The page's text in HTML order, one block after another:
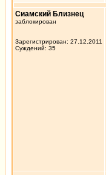
Сиамский Близнец
заблокирован
Зарегистрирован: 27.12.2011
Суждений: 35